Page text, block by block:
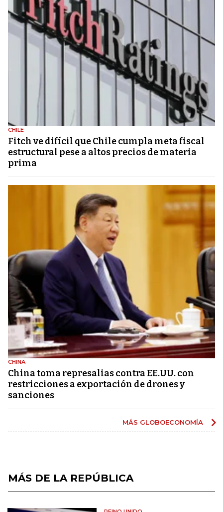
CHILE
Fitch ve difícil que Chile cumpla meta fiscal
estructural pese a altos precios de materia
prima
CHINA
China toma represalias contra EE.UU. con
restricciones a exportación de drones y
sanciones
MÁS GLOBOECONOMÍA
MÁS DE LA REPÚBLICA